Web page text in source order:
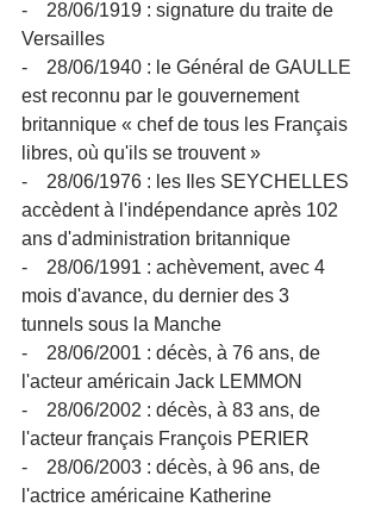
-    28/06/1919 : signature du traite de
Versailles
-    28/06/1940 : le Général de GAULLE
est reconnu par le gouvernement
britannique « chef de tous les Français
libres, où qu'ils se trouvent »
-    28/06/1976 : les Iles SEYCHELLES
accèdent à l'indépendance après 102
ans d'administration britannique
-    28/06/1991 : achèvement, avec 4
mois d'avance, du dernier des 3
tunnels sous la Manche
-    28/06/2001 : décès, à 76 ans, de
l'acteur américain Jack LEMMON
-    28/06/2002 : décès, à 83 ans, de
l'acteur français François PERIER
-    28/06/2003 : décès, à 96 ans, de
l'actrice américaine Katherine